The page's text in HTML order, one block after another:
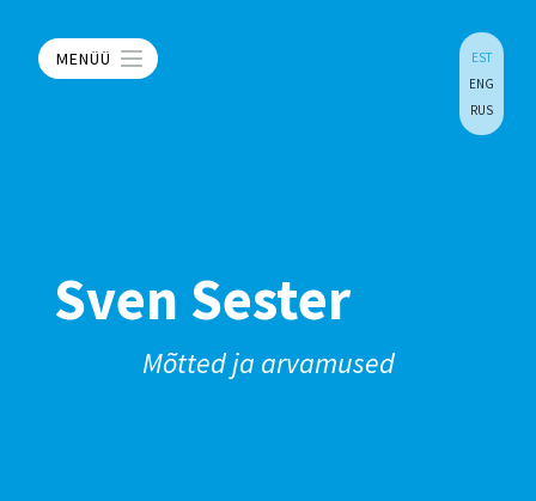
MENÜÜ
EST
ENG
RUS
Sven Sester
Mõtted ja arvamused